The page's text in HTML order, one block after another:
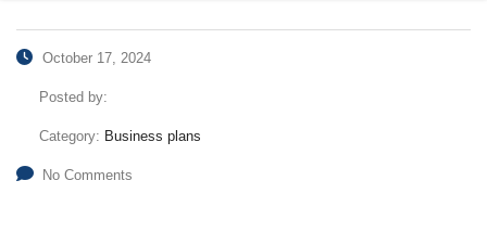
October 17, 2024
Posted by:
Category: Business plans
No Comments